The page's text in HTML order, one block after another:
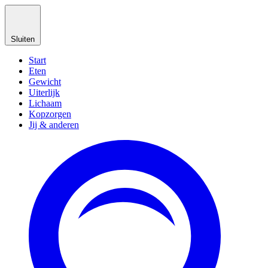
Sluiten
Start
Eten
Gewicht
Uiterlijk
Lichaam
Kopzorgen
Jij & anderen